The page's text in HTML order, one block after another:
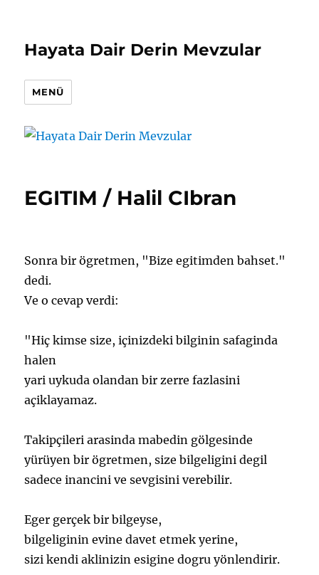
Hayata Dair Derin Mevzular
MENÜ
EGITIM / Halil CIbran
Sonra bir ögretmen, "Bize egitimden bahset."
dedi.
Ve o cevap verdi:
"Hiç kimse size, içinizdeki bilginin safaginda
halen
yari uykuda olandan bir zerre fazlasini
açiklayamaz.
Takipçileri arasinda mabedin gölgesinde
yürüyen bir ögretmen, size bilgeligini degil
sadece inancini ve sevgisini verebilir.
Eger gerçek bir bilgeyse,
bilgeliginin evine davet etmek yerine,
sizi kendi aklinizin esigine dogru yönlendirir.